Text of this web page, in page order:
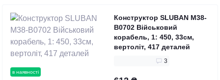
в наявності
Конструктор SLUBAN M38-
B0702 Військовий
корабель, 1: 450, 33см,
вертоліт, 417 деталей
3